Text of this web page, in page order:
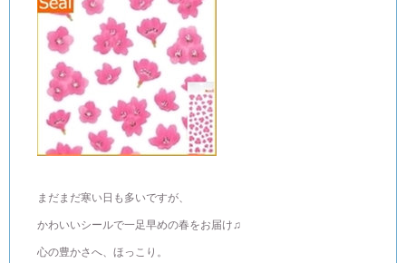
まだまだ寒い日も多いですが、
かわいいシールで一足早めの春をお届け♫
心の豊かさへ、ほっこり。